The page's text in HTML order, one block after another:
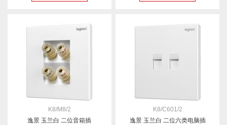
K8/M8/2
逸景 玉兰白 二位音箱插
K8/C601/2
逸景 玉兰白 二位六类电脑插